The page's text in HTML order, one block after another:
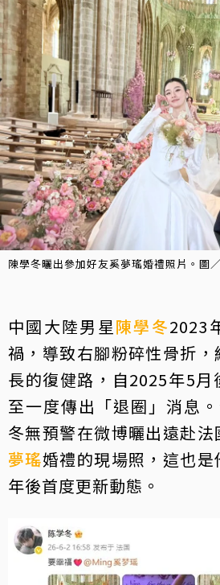
陳學冬曬出參加好友奚夢瑤婚禮照片。圖
中國大陸男星陳學冬2023
禍，導致右腳粉碎性骨折
長的復健路，自2025年5月
至一度傳出「退圈」消息
冬無預警在微博曬出遠赴
夢瑤婚禮的現場照，這也
年後首度更新動態。